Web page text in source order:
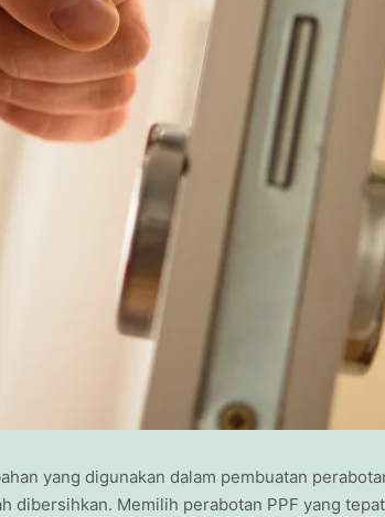
yang digunakan dalam pembuatan
dibersihkan. Memilih perabotan PPF yang tepat